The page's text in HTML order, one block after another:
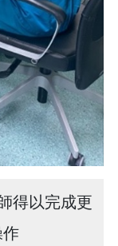
得以完成更
作